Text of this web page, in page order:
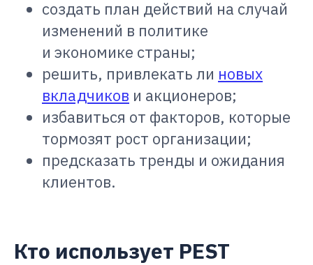
создать план действий на случай
изменений в политике
и экономике страны;
решить, привлекать ли новых
вкладчиков и акционеров;
избавиться от факторов, которые
тормозят рост организации;
предсказать тренды и ожидания
клиентов.
Кто использует PEST